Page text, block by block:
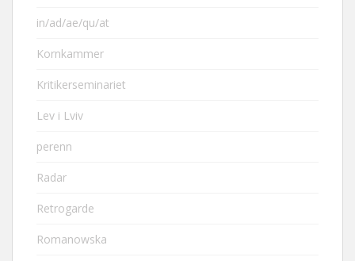
in/ad/ae/qu/at
Kornkammer
Kritikerseminariet
Lev i Lviv
perenn
Radar
Retrogarde
Romanowska